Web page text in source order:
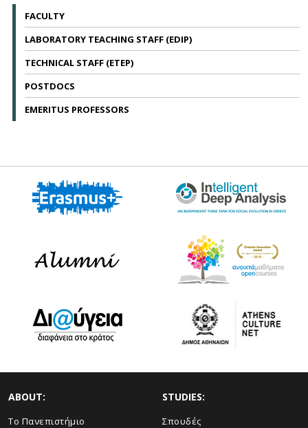
FACULTY
LABORATORY TEACHING STAFF (EDIP)
TECHNICAL STAFF (ETEP)
POSTDOCS
EMERITUS PROFESSORS
ABOUT:
Το Πανεπιστήμιο
STUDIES:
Σπουδές